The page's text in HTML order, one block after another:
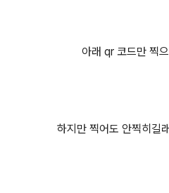
아래 qr 코드만 찍
하지만 찍어도 안찍히길